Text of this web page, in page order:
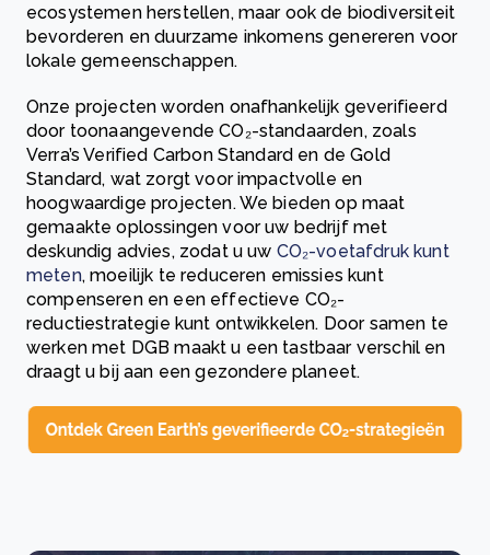
ecosystemen herstellen, maar ook de biodiversiteit
bevorderen en duurzame inkomens genereren voor
lokale gemeenschappen.
Onze projecten worden onafhankelijk geverifieerd
door toonaangevende CO₂-standaarden, zoals
Verra’s Verified Carbon Standard en de Gold
Standard, wat zorgt voor impactvolle en
hoogwaardige projecten. We bieden op maat
gemaakte oplossingen voor uw bedrijf met
deskundig advies, zodat u uw CO₂-voetafdruk kunt
meten, moeilijk te reduceren emissies kunt
compenseren en een effectieve CO₂-
reductiestrategie kunt ontwikkelen. Door samen te
werken met DGB maakt u een tastbaar verschil en
draagt u bij aan een gezondere planeet.